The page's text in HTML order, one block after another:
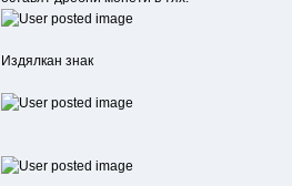
Издялкан знак